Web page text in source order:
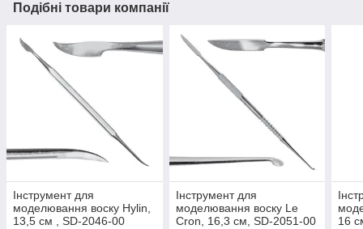
Подібні товари компанії
Інструмент для
моделювання воску Hylin,
13,5 см , SD-2046-00
Інструмент для
моделювання воску Le
Cron, 16,3 см, SD-2051-00
16